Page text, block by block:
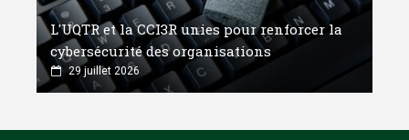
L'UQTR et la CCI3R unies pour renforcer la
cybersécurité des organisations
29 juillet 2026